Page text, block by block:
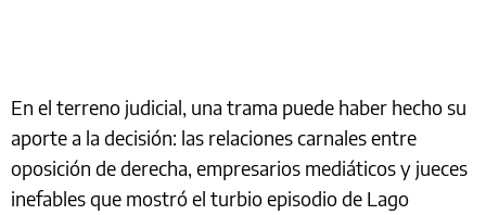
En el terreno judicial, una trama puede haber hecho su
aporte a la decisión: las relaciones carnales entre
oposición de derecha, empresarios mediáticos y jueces
inefables que mostró el turbio episodio de Lago